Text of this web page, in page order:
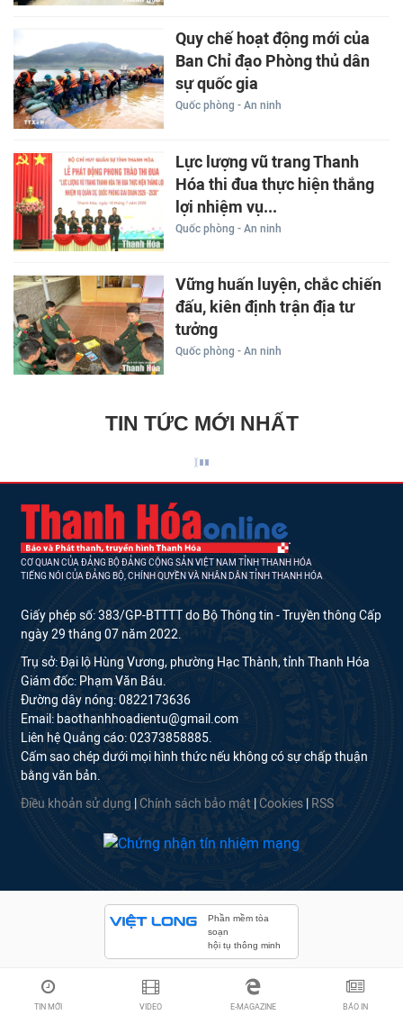
Quy chế hoạt động mới của
Ban Chỉ đạo Phòng thủ dân
sự quốc gia
Quốc phòng - An ninh
Lực lượng vũ trang Thanh
Hóa thi đua thực hiện thắng
lợi nhiệm vụ...
Quốc phòng - An ninh
Vững huấn luyện, chắc chiến
đấu, kiên định trận địa tư
tưởng
Quốc phòng - An ninh
TIN TỨC MỚI NHẤT
CƠ QUAN CỦA ĐẢNG BỘ ĐẢNG CỘNG SẢN VIỆT NAM TỈNH THANH HÓA
TIẾNG NÓI CỦA ĐẢNG BỘ, CHÍNH QUYỀN VÀ NHÂN DÂN TỈNH THANH HÓA
Giấy phép số: 383/GP-BTTTT do Bộ Thông tin - Truyền thông Cấp
ngày 29 tháng 07 năm 2022.
Trụ sở: Đại lộ Hùng Vương, phường Hạc Thành, tỉnh Thanh Hóa
Giám đốc: Phạm Văn Báu.
Đường dây nóng: 0822173636
Email: baothanhhoadientu@gmail.com
Liên hệ Quảng cáo: 02373858885.
Cấm sao chép dưới mọi hình thức nếu không có sự chấp thuận
bằng văn bản.
Điều khoản sử dụng Chính sách bảo mật Cookies RSS
Phần mềm tòa
soạn
hội tụ thông minh
TIN MỚI VIDEO E-MAGAZINE BÁO IN